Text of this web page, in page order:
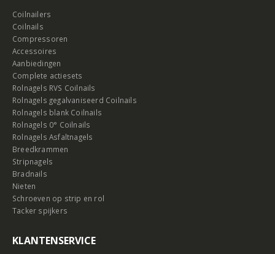
Coilnailers
Coilnails
Compressoren
Accessoires
Aanbiedingen
Complete actiesets
Rolnagels RVS Coilnails
Rolnagels gegalvaniseerd Coilnails
Rolnagels blank Coilnails
Rolnagels 0° Coilnails
Rolnagels Asfaltnagels
Breedkrammen
Stripnagels
Bradnails
Nieten
Schroeven op strip en rol
Tacker spijkers
KLANTENSERVICE